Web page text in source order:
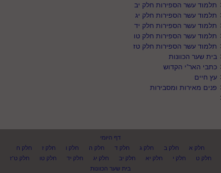
תלמוד עשר הספירות חלק יב
תלמוד עשר הספירות חלק יג
תלמוד עשר הספירות חלק יד
תלמוד עשר הספירות חלק טו
תלמוד עשר הספירות חלק טז
בית שער הכוונות
כתבי האר"י הקדוש
עץ חיים
פנים מאירות ומסבירות
דף היומי
חלק א
חלק ב חלק ג חלק ד חלק ה חלק ו חלק ז
חלק ח
חלק ט
חלק י חלק יא חלק יב חלק יג חלק יד חלק טו
חלק ט"ז
בית שער הכוונות